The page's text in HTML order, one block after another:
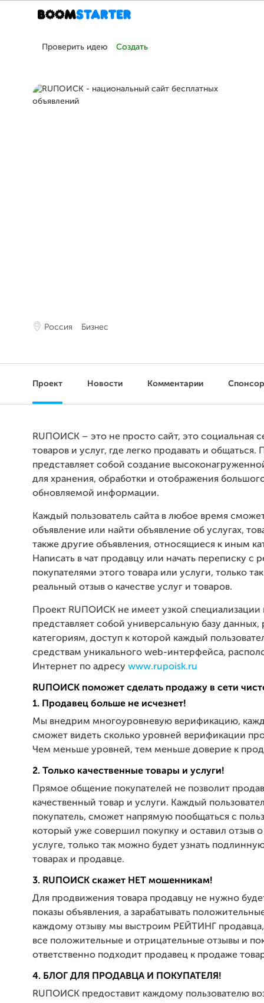
Проверить идею Создать
Россия Бизнес
Проект Новости Комментарии
RUПОИСК – это не просто сайт, это социальная
товаров и услуг, где легко продавать и общаться.
представляет собой создание
для хранения, обработки и отображения
обновляемой информации.
Каждый пользователь сайта в любое время
объявление или найти объявление об услугах,
также другие объявления, относящиеся к иным
Написать в чат продавцу или начать переписку с
покупателями этого товара или услуги, только
реальный отзыв о качестве услуг и товаров.
Проект RUПОИСК не имеет узкой специализации
представляет собой универсальную базу
категориям, доступ к которой каждый
средствам уникального web-интерфейса,
Интернет по адресу www.rupoisk.ru
RUПОИСК поможет сделать продажу в сети
1. Продавец больше не исчезнет!
Мы внедрим многоуровневую верификацию,
сможет видеть сколько уровней верификации
Чем меньше уровней, тем меньше доверие к
2. Только качественные товары и услуги!
Прямое общение покупателей не позволит
качественный товар и услуги. Каждый
покупатель, сможет напрямую пообщаться с
который уже совершил покупку и оставил отзыв
услуге, только так можно будет узнать
товарах и продавце.
3. RUПОИСК скажет НЕТ мошенникам!
Для продвижения товара продавцу не нужно
показы объявления, а зарабатывать
каждому отзыву мы выстроим РЕЙТИНГ продавца,
все положительные и отрицательные отзывы и
ответственно подходит продавец к продаже
4. БЛОГ ДЛЯ ПРОДАВЦА И ПОКУПАТЕЛЯ!
RUПОИСК предоставит каждому пользователю